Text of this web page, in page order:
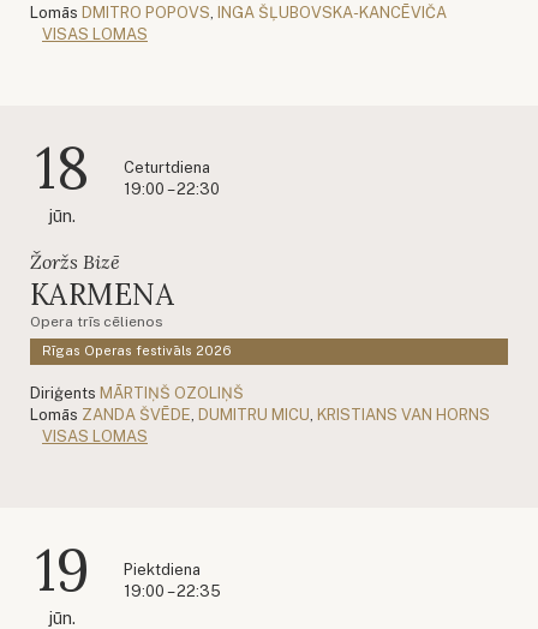
Lomās DMITRO POPOVS INGA ŠĻUBOVSKA-KANCĒVIČA
VISAS LOMAS
18
jūn.
Ceturtdiena
19:00 – 22:30
Žoržs Bizē
KARMENA
Opera trīs cēlienos
Rīgas Operas festivāls 2026
Diriģents MĀRTIŅŠ OZOLIŅŠ
Lomās ZANDA ŠVĒDE DUMITRU MICU KRISTIANS VAN HORNS
VISAS LOMAS
19
jūn.
Piektdiena
19:00 – 22:35